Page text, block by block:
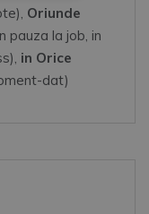
Oriunde
pauza la job, in
in Orice
dat)